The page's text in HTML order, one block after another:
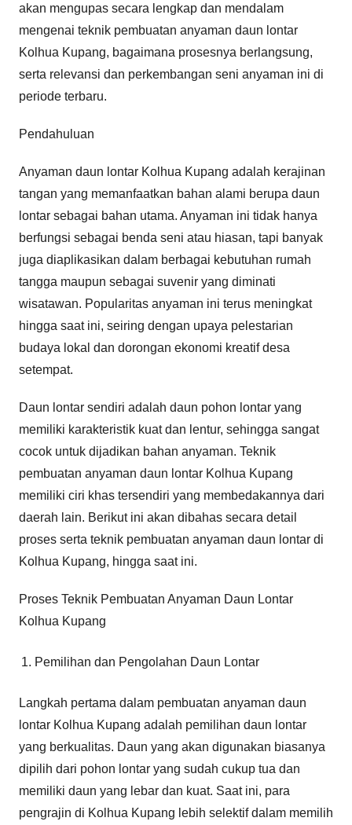
akan mengupas secara lengkap dan mendalam
mengenai teknik pembuatan anyaman daun lontar
Kolhua Kupang, bagaimana prosesnya berlangsung,
serta relevansi dan perkembangan seni anyaman ini di
periode terbaru.
Pendahuluan
Anyaman daun lontar Kolhua Kupang adalah kerajinan
tangan yang memanfaatkan bahan alami berupa daun
lontar sebagai bahan utama. Anyaman ini tidak hanya
berfungsi sebagai benda seni atau hiasan, tapi banyak
juga diaplikasikan dalam berbagai kebutuhan rumah
tangga maupun sebagai suvenir yang diminati
wisatawan. Popularitas anyaman ini terus meningkat
hingga saat ini, seiring dengan upaya pelestarian
budaya lokal dan dorongan ekonomi kreatif desa
setempat.
Daun lontar sendiri adalah daun pohon lontar yang
memiliki karakteristik kuat dan lentur, sehingga sangat
cocok untuk dijadikan bahan anyaman. Teknik
pembuatan anyaman daun lontar Kolhua Kupang
memiliki ciri khas tersendiri yang membedakannya dari
daerah lain. Berikut ini akan dibahas secara detail
proses serta teknik pembuatan anyaman daun lontar di
Kolhua Kupang, hingga saat ini.
Proses Teknik Pembuatan Anyaman Daun Lontar
Kolhua Kupang
Pemilihan dan Pengolahan Daun Lontar
Langkah pertama dalam pembuatan anyaman daun
lontar Kolhua Kupang adalah pemilihan daun lontar
yang berkualitas. Daun yang akan digunakan biasanya
dipilih dari pohon lontar yang sudah cukup tua dan
memiliki daun yang lebar dan kuat. Saat ini, para
pengrajin di Kolhua Kupang lebih selektif dalam memilih